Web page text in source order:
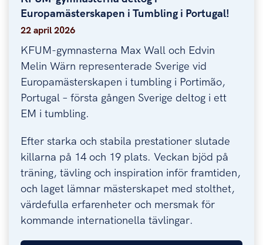
Europamästerskapen i Tumbling i Portugal!
22 april 2026
KFUM-gymnasterna Max Wall och Edvin
Melin Wärn representerade Sverige vid
Europamästerskapen i tumbling i Portimão,
Portugal – första gången Sverige deltog i ett
EM i tumbling.
Efter starka och stabila prestationer slutade
killarna på 14 och 19 plats. Veckan bjöd på
träning, tävling och inspiration inför framtiden,
och laget lämnar mästerskapet med stolthet,
värdefulla erfarenheter och mersmak för
kommande internationella tävlingar.